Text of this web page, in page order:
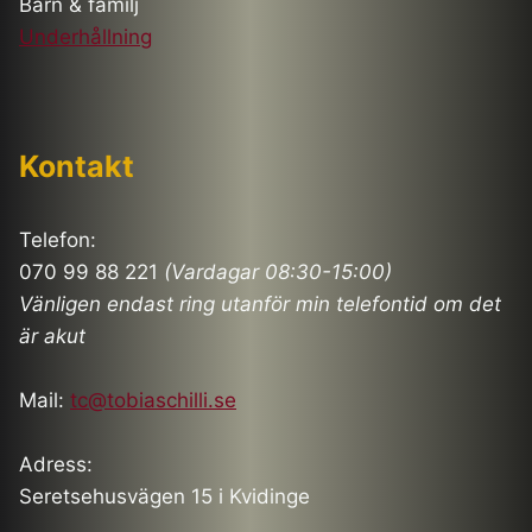
Barn & familj
Underhållning
Kontakt
Telefon:
070 99 88 221 (Vardagar 08:30-15:00)
Vänligen endast ring utanför min telefontid om det
är akut
Mail: tc@tobiaschilli.se
Adress:
Seretsehusvägen 15 i Kvidinge